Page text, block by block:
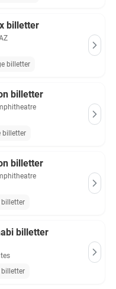
billetter
billetter
billetter
billetter
billetter
billetter